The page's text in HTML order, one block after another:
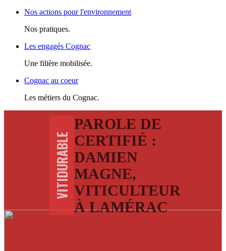
Nos actions pour l'environnement
Nos pratiques.
Les engagés Cognac
Une filière mobilisée.
Cognac au coeur
Les métiers du Cognac.
VITIDURABLE
PAROLE DE
CERTIFIÉ :
DAMIEN
MAGNE,
VITICULTEUR
À LAMÉRAC